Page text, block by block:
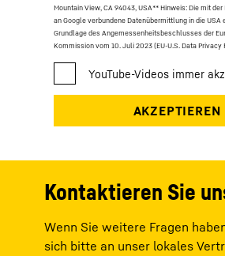
Mountain View, CA 94043, USA** Hinweis: Die mit
an Google verbundene Datenübermittlung in die USA
Grundlage des Angemessenheitsbeschlusses der
Kommission vom 10. Juli 2023 (EU-U.S. Data Privacy
Kontaktieren Sie
Wenn Sie weitere Fragen
sich bitte an unser lokales